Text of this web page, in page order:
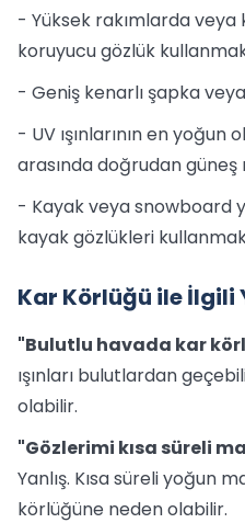
- Yüksek rakımlarda veya
koruyucu gözlük
- Geniş kenarlı şapka
- UV ışınlarının en yoğun
arasında doğrudan güneş
- Kayak veya snowboard
kayak gözlükleri
Kar Körlüğü ile İlgili
"Bulutlu havada kar
ışınları bulutlardan
olabilir.
"Gözlerimi kısa süreli
Yanlış. Kısa süreli yoğun
körlüğüne neden olabilir.